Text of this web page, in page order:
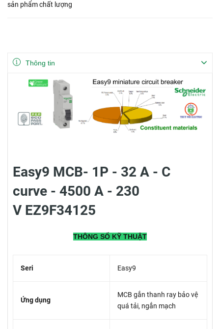
sản phẩm chất lượng
Thông tin
Easy9 MCB- 1P - 32 A - C
curve - 4500 A - 230
V EZ9F34125
THÔNG SỐ KỸ THUẬT
Seri Easy9
Ứng dụng
MCB gắn thanh ray bảo vệ
quá tải, ngắn mạch